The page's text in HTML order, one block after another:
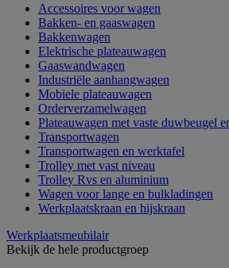
Accessoires voor wagen
Bakken- en gaaswagen
Bakkenwagen
Elektrische plateauwagen
Gaaswandwagen
Industriële aanhangwagen
Mobiele plateauwagen
Orderverzamelwagen
Plateauwagen met vaste duwbeugel
Transportwagen
Transportwagen en werktafel
Trolley met vast niveau
Trolley Rvs en aluminium
Wagen voor lange en bulkladingen
Werkplaatskraan en hijskraan
Werkplaatsmeubilair
Bekijk de hele productgroep